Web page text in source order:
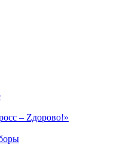
– Zдорово!»